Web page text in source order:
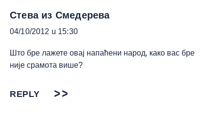
Стева из Смедерева
04/10/2012 u 15:30
Што бре лажете овај напаћени народ, како вас бре
није срамота више?
REPLY